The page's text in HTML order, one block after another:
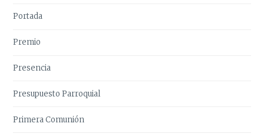
Portada
Premio
Presencia
Presupuesto Parroquial
Primera Comunión